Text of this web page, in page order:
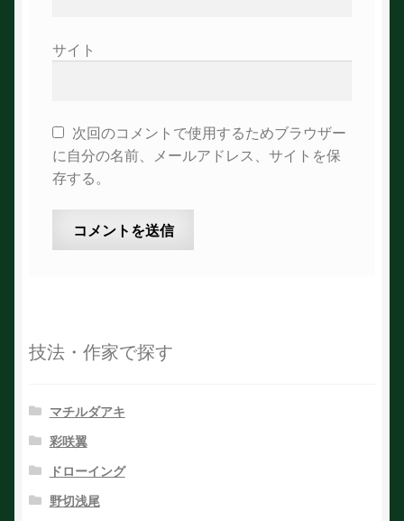
サイト
次回のコメントで使用するためブラウザー
に自分の名前、メールアドレス、サイトを保
存する。
技法・作家で探す
マチルダアキ
彩咲翼
ドローイング
野切浅尾